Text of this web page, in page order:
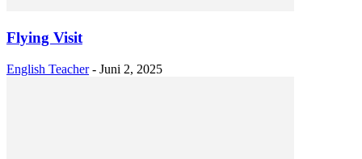
Flying Visit
English Teacher - Juni 2, 2025